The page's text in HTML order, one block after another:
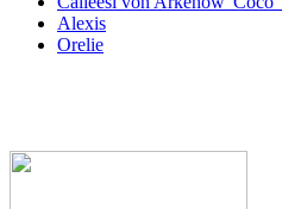
Alexis
Orelie